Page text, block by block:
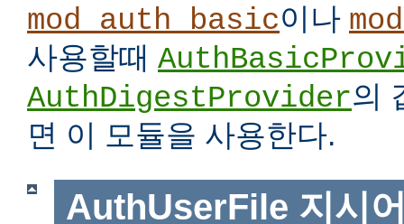
mod_auth_basic이나
사용할때
AuthDigestProvider의
면 이 모듈을 사용한다.
AuthUserFile 지시